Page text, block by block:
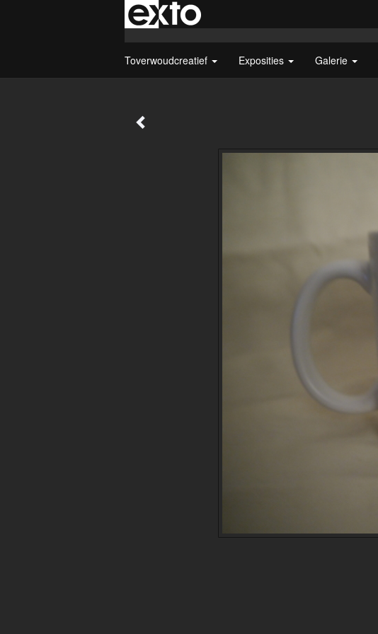
Toverwoudcreatief Exposities Galerie